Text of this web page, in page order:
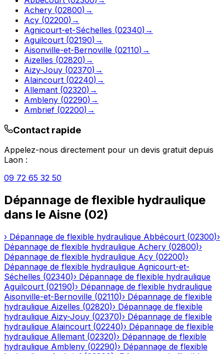
Achery (02800) →
Acy (02200) →
Agnicourt-et-Séchelles (02340) →
Aguilcourt (02190) →
Aisonville-et-Bernoville (02110) →
Aizelles (02820) →
Aizy-Jouy (02370) →
Alaincourt (02240) →
Allemant (02320) →
Ambleny (02290) →
Ambrief (02200) →
Contact rapide
Appelez-nous directement pour un devis gratuit depuis
Laon :
09 72 65 32 50
Dépannage de flexible hydraulique
dans le Aisne (02)
› Dépannage de flexible hydraulique Abbécourt (02300)›
Dépannage de flexible hydraulique Achery (02800)›
Dépannage de flexible hydraulique Acy (02200)›
Dépannage de flexible hydraulique Agnicourt-et-
Séchelles (02340)› Dépannage de flexible hydraulique
Aguilcourt (02190)› Dépannage de flexible hydraulique
Aisonville-et-Bernoville (02110)› Dépannage de flexible
hydraulique Aizelles (02820)› Dépannage de flexible
hydraulique Aizy-Jouy (02370)› Dépannage de flexible
hydraulique Alaincourt (02240)› Dépannage de flexible
hydraulique Allemant (02320)› Dépannage de flexible
hydraulique Ambleny (02290)› Dépannage de flexible